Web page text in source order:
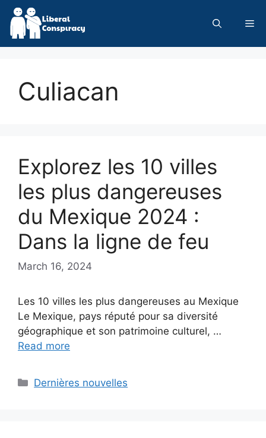
Skip
content
Culiacan
Explorez les 10 villes
les plus dangereuses
du Mexique 2024 :
Dans la ligne de feu
March 16, 2024
Les 10 villes les plus dangereuses au Mexique
Le Mexique, pays réputé pour sa diversité
géographique et son patrimoine culturel, …
Read more
Categories
Dernières nouvelles